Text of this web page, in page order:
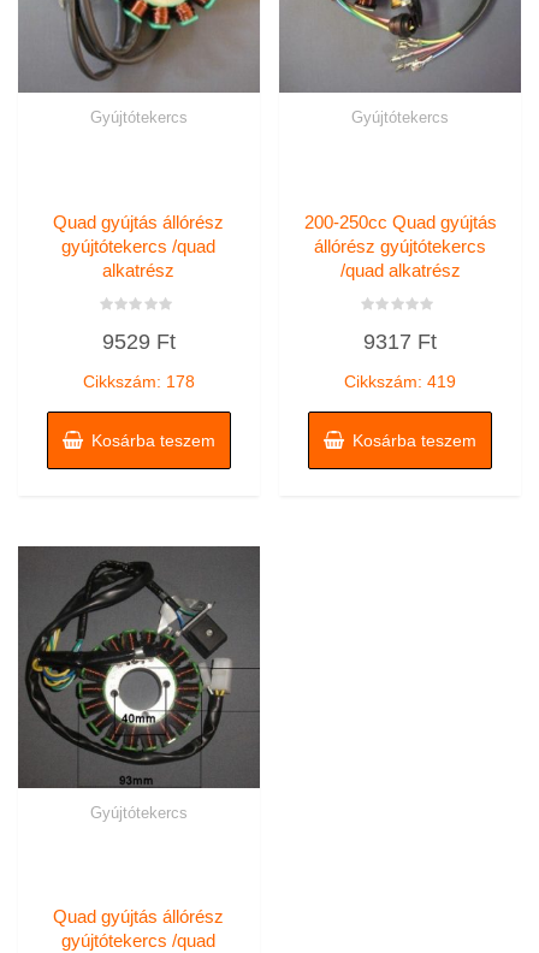
Gyújtótekercs
Quad gyújtás állórész
gyújtótekercs /quad
alkatrész
0
9529 Ft
Cikkszám: 178
Kosárba teszem
Gyújtótekercs
200-250cc Quad gyújtás
állórész gyújtótekercs
/quad alkatrész
0
9317 Ft
Cikkszám: 419
Kosárba teszem
Gyújtótekercs
Quad gyújtás állórész
gyújtótekercs /quad